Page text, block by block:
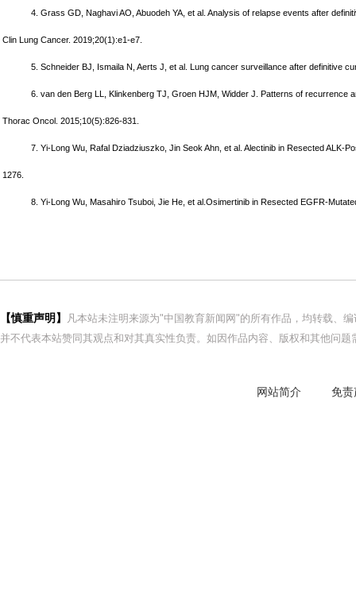
4. Grass GD, Naghavi AO, Abuodeh YA, et al. Analysis of relapse events after
Clin Lung Cancer. 2019;20(1):e1-e7.
5. Schneider BJ, Ismaila N, Aerts J, et al. Lung cancer surveillance after definitive
6. van den Berg LL, Klinkenberg TJ, Groen HJM, Widder J. Patterns of
Thorac Oncol. 2015;10(5):826-831.
7. Yi-Long Wu, Rafal Dziadziuszko, Jin Seok Ahn, et al. Alectinib in Resected ALK-
1276.
8. Yi-Long Wu, Masahiro Tsuboi, Jie He, et al.Osimertinib in Resected EGFR-
【慎重声明】
凡本站未注明来源为"中国教育新闻网"的所有作品，均转载、
并不代表本站赞同其观点和对其真实性负责。如因作品内容、版权和其他问
网站简介 免责